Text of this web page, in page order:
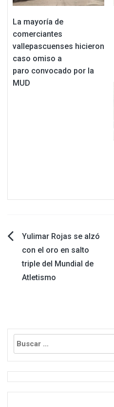
La mayoría de
comerciantes
vallepascuenses hicieron
caso omiso a
paro convocado por la
MUD
Navegación
de
entradas
Yulimar Rojas se alzó
con el oro en salto
triple del Mundial de
Atletismo
Buscar: